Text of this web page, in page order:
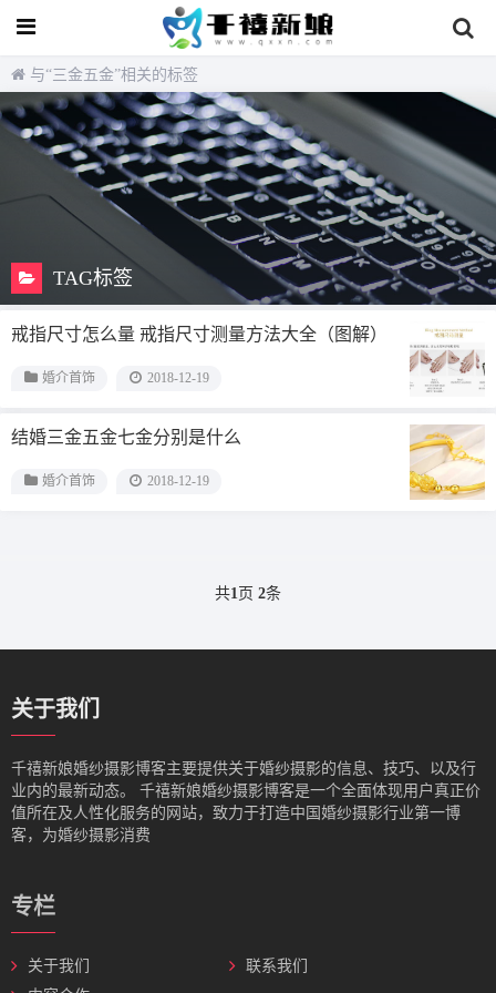
与“三金五金”相关的标签
TAG标签
戒指尺寸怎么量 戒指尺寸测量方法大全（图解）
婚介首饰 2018-12-19
结婚三金五金七金分别是什么
婚介首饰 2018-12-19
共1页 2条
关于我们
千禧新娘婚纱摄影博客主要提供关于婚纱摄影的信息、技巧、以及行
业内的最新动态。‌ 千禧新娘婚纱摄影博客是一个全面体现用户真正价
值所在及人性化服务的网站，致力于打造中国婚纱摄影行业第一博
客，为婚纱摄影消费
专栏
关于我们
联系我们